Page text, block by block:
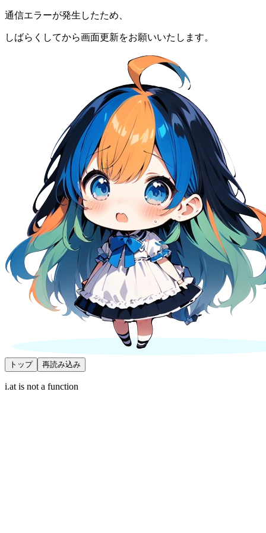
通信エラーが発生したため、
しばらくしてから画面更新をお願いいたします。
トップ 再読み込み
i.at is not a function